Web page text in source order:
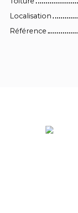
Localisation
Référence